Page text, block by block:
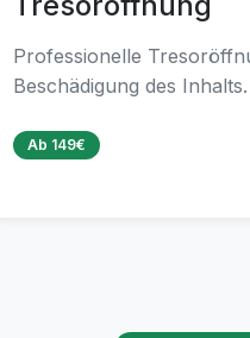
Professionelle
Beschädigung des Inhalts.
Ab 149€